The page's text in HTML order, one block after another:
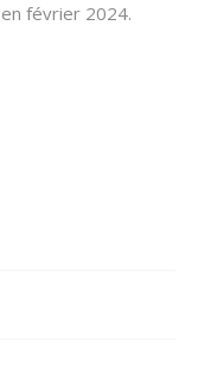
en février 2024.